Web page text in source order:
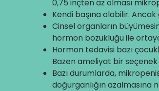
0,75 inçten az olması
Kendi başına olabilir.
Cinsel organların
hormon bozukluğu ile
Hormon tedavisi bazı
Bazen ameliyat bir
Bazı durumlarda,
doğurganlığın azalmasına